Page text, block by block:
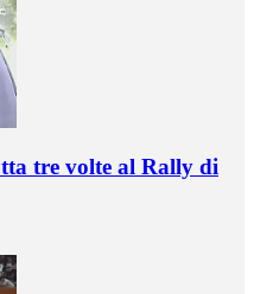
tre volte al Rally di